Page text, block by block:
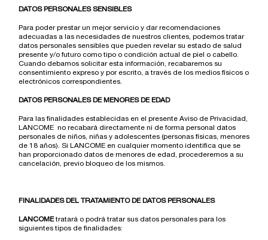
DATOS PERSONALES SENSIBLES
Para poder prestar un mejor servicio y dar recomendaciones
adecuadas a las necesidades de nuestros clientes, podemos tratar
datos personales sensibles que pueden revelar su estado de salud
presente y/o futuro como tipo o condición actual de piel o cabello.
Cuando debamos solicitar esta información, recabaremos su
consentimiento expreso y por escrito, a través de los medios físicos o
electrónicos correspondientes.
DATOS PERSONALES DE MENORES DE EDAD
Para las finalidades establecidas en el presente Aviso de Privacidad,
LANCOME no recabará directamente ni de forma personal datos
personales de niños, niñas y adolescentes (personas físicas, menores
de 18 años). Si LANCOME en cualquier momento identifica que se
han proporcionado datos de menores de edad, procederemos a su
cancelación, previo bloqueo de los mismos.
FINALIDADES DEL TRATAMIENTO DE DATOS PERSONALES
LANCOMEtratará o podrá tratar sus datos personales para los
siguientes tipos de finalidades: